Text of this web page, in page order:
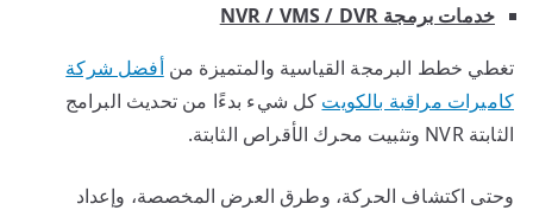
خدمات برمجة NVR / VMS / DVR
تغطي خطط البرمجة القياسية والمتميزة منأفضل شركة
كاميرات مراقبة بالكويت كل شيء بدءًا من تحديث البرامج
الثابتة NVR وتثبيت محرك الأقراص الثابتة.
وحتى اكتشاف الحركة، وطرق العرض المخصصة، وإعداد